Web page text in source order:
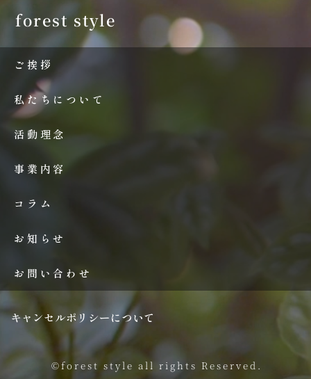
forest style
ご挨拶
私たちについて
活動理念
事業内容
コラム
お知らせ
お問い合わせ
キャンセルポリシーについて
©forest style all rights Reserved.